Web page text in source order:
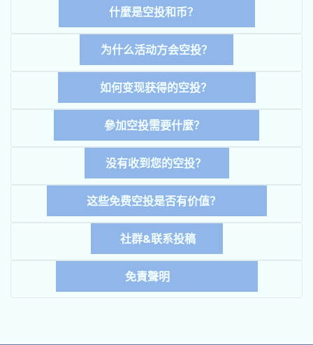
什麼是空投和币？
为什么活动方会空投？
如何变现获得的空投？
參加空投需要什麼？
没有收到您的空投？
这些免费空投是否有价值？
社群&联系投稿
免責聲明